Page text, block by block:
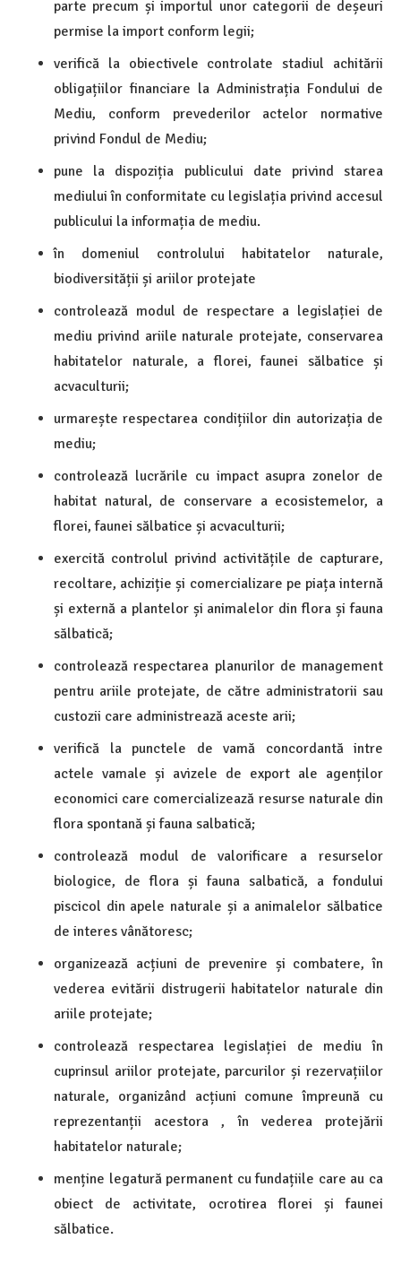
parte precum și importul unor categorii de deșeuri
permise la import conform legii;
verifică la obiectivele controlate stadiul achitării
obligațiilor financiare la Administrația Fondului de
Mediu, conform prevederilor actelor normative
privind Fondul de Mediu;
pune la dispoziția publicului date privind starea
mediului în conformitate cu legislația privind accesul
publicului la informația de mediu.
în domeniul controlului habitatelor naturale,
biodiversității și ariilor protejate
controlează modul de respectare a legislației de
mediu privind ariile naturale protejate, conservarea
habitatelor naturale, a florei, faunei sălbatice și
acvaculturii;
urmarește respectarea condițiilor din autorizația de
mediu;
controlează lucrările cu impact asupra zonelor de
habitat natural, de conservare a ecosistemelor, a
florei, faunei sălbatice și acvaculturii;
exercită controlul privind activitățile de capturare,
recoltare, achiziție și comercializare pe piața internă
și externă a plantelor și animalelor din flora și fauna
sălbatică;
controlează respectarea planurilor de management
pentru ariile protejate, de către administratorii sau
custozii care administrează aceste arii;
verifică la punctele de vamă concordantă intre
actele vamale și avizele de export ale agenților
economici care comercializează resurse naturale din
flora spontană și fauna salbatică;
controlează modul de valorificare a resurselor
biologice, de flora și fauna salbatică, a fondului
piscicol din apele naturale și a animalelor sălbatice
de interes vânătoresc;
organizează acțiuni de prevenire și combatere, în
vederea evitării distrugerii habitatelor naturale din
ariile protejate;
controlează respectarea legislației de mediu în
cuprinsul ariilor protejate, parcurilor și rezervațiilor
naturale, organizând acțiuni comune împreună cu
reprezentanții acestora , în vederea protejării
habitatelor naturale;
menține legatură permanent cu fundațiile care au ca
obiect de activitate, ocrotirea florei și faunei
sălbatice.